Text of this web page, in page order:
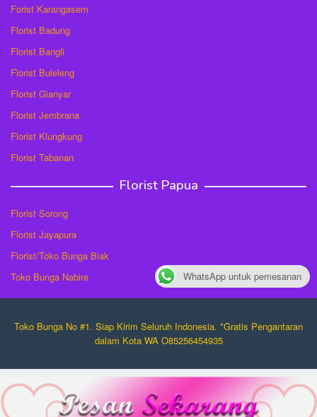
Forist Karangasem
Florist Badung
Florist Bangli
Florist Buleleng
Florist Gianyar
Florist Jembrana
Florist Klungkung
Florist Tabanan
Florist Papua
Florist Sorong
Florist Jayapura
Florist/Toko Bunga Biak
Toko Bunga Nabire
Toko Bunga No #1. Siap Kirim Seluruh Indonesia. *Gratis Pengantaran
dalam Kota WA O85256454935
WhatsApp untuk pemesanan